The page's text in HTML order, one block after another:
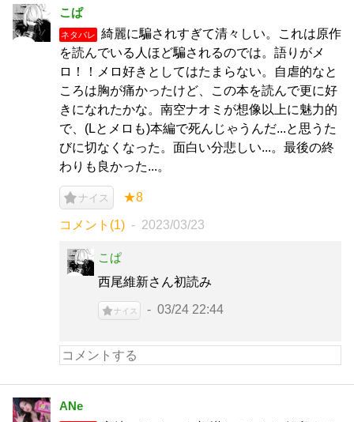
こぱ
ネタバレ
綺麗に騙されすぎて清々しい。これは原作
を読んでいる人ほど騙されるのでは。語りがメ
ロ！！メロ好きとしてはたまらない。自虐的なと
ころは胸が痛かったけど、この本を読んで更に好
きになれたかな。南空ナオミが想像以上に魅力的
で、(Lとメロも)本編で死んじゃうんだ...と思うた
びに切なくなった。面白い分悲しい...。最後の終
わりも良かった...。
ナイス ★8
コメント(1) 2023/03/23
こぱ
西尾維新さん初読み
ナイス 03/24 22:44
ANe